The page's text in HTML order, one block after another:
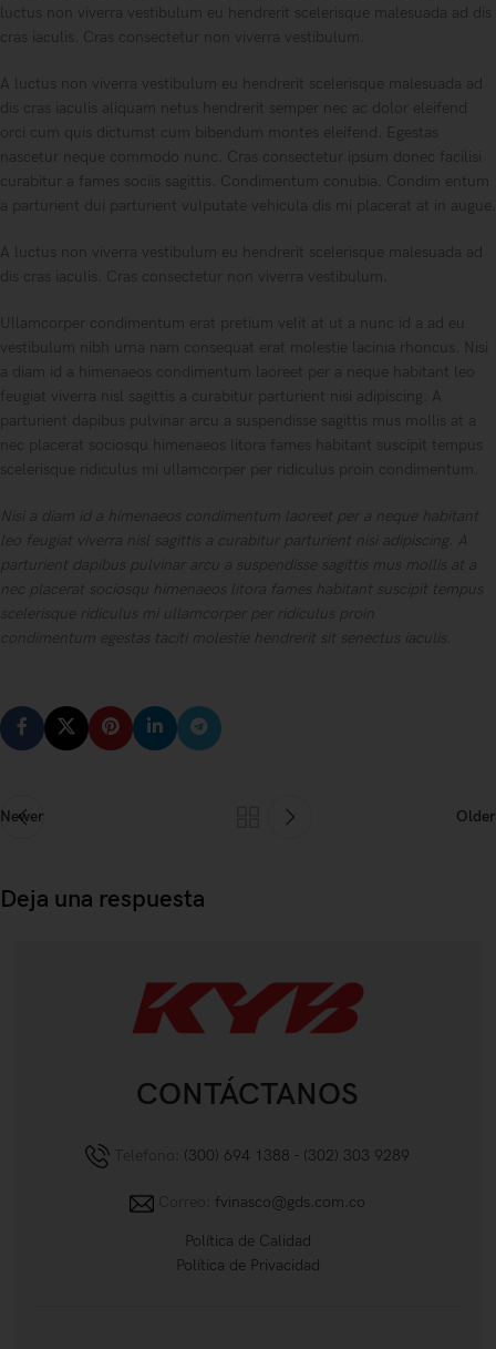
luctus non viverra vestibulum eu hendrerit scelerisque malesuada ad dis
cras iaculis. Cras consectetur non viverra vestibulum.
A luctus non viverra vestibulum eu hendrerit scelerisque malesuada ad
dis cras iaculis aliquam netus hendrerit semper nec ac dolor eleifend
orci cum quis dictumst cum bibendum montes eleifend. Egestas
nascetur neque commodo nunc. Cras consectetur ipsum donec facilisi
curabitur a fames sociis sagittis. Condimentum conubia. Condim entum
a parturient dui parturient vulputate vehicula dis mi placerat at in augue.
A luctus non viverra vestibulum eu hendrerit scelerisque malesuada ad
dis cras iaculis. Cras consectetur non viverra vestibulum.
Ullamcorper condimentum erat pretium velit at ut a nunc id a ad eu
vestibulum nibh urna nam consequat erat molestie lacinia rhoncus. Nisi
a diam id a himenaeos condimentum laoreet per a neque habitant leo
feugiat viverra nisl sagittis a curabitur parturient nisi adipiscing. A
parturient dapibus pulvinar arcu a suspendisse sagittis mus mollis at a
nec placerat sociosqu himenaeos litora fames habitant suscipit tempus
scelerisque ridiculus mi ullamcorper per ridiculus proin condimentum.
Nisi a diam id a himenaeos condimentum laoreet per a neque habitant
leo feugiat viverra nisl sagittis a curabitur parturient nisi adipiscing. A
parturient dapibus pulvinar arcu a suspendisse sagittis mus mollis at a
nec placerat sociosqu himenaeos litora fames habitant suscipit tempus
scelerisque ridiculus mi ullamcorper per ridiculus proin
condimentum egestas taciti molestie hendrerit sit senectus iaculis.
Newer Older
Deja una respuesta
CONTÁCTANOS
Telefono: (300) 694 1388 - (302) 303 9289
fvinasco@gds.com.co
Política de Calidad
Política de Privacidad